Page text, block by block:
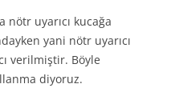
nötr uyarıcı kucağa
yani nötr uyarıcı
verilmiştir. Böyle
diyoruz.